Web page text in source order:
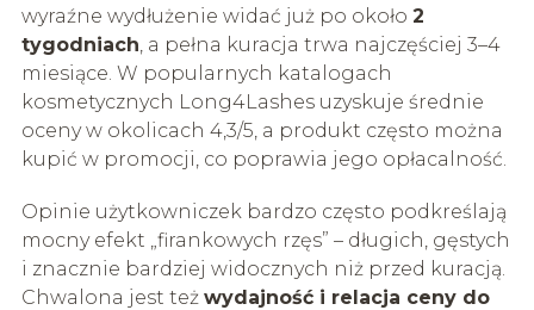
wyraźne wydłużenie widać już po około 2
tygodniach , a pełna kuracja trwa najczęściej 3–4
miesiące. W popularnych katalogach
kosmetycznych Long4Lashes uzyskuje średnie
oceny w okolicach 4,3/5, a produkt często można
kupić w promocji, co poprawia jego opłacalność.
Opinie użytkowniczek bardzo często podkreślają
mocny efekt „firankowych rzęs” – długich, gęstych
i znacznie bardziej widocznych niż przed kuracją.
Chwalona jest też wydajność i relacja ceny do